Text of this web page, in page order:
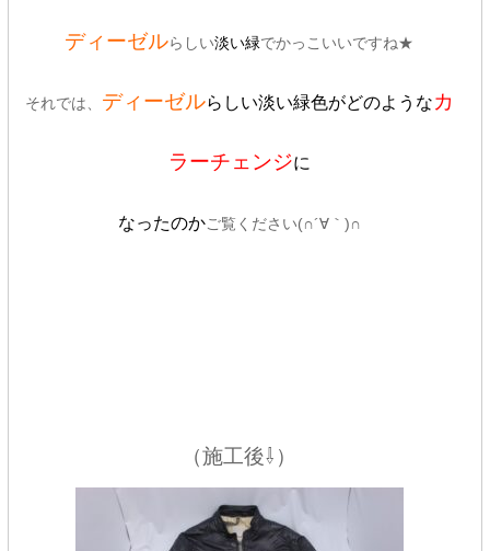
ディーゼルらしい淡い緑でかっこいいですね★
それでは、 ディーゼルらしい淡い緑色がどのようなカ
ラーチェンジに
なったのかご覧ください(∩´∀｀)∩
（施工後⇩）